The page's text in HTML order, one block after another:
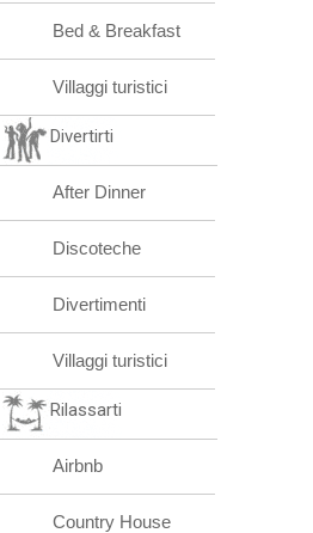
Bed & Breakfast
Villaggi turistici
Divertirti
After Dinner
Discoteche
Divertimenti
Villaggi turistici
Rilassarti
Airbnb
Country House